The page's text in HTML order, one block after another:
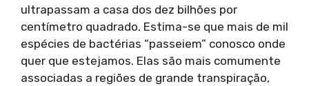
ultrapassam a casa dos dez bilhões por
centímetro quadrado. Estima-se que mais de mil
espécies de bactérias “passeiem” conosco onde
quer que estejamos. Elas são mais comumente
associadas a regiões de grande transpiração,